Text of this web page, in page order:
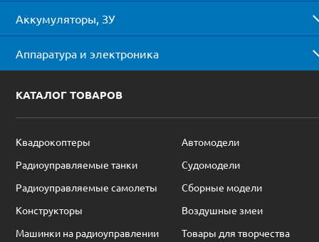
Аккумуляторы, ЗУ
Аппаратура и электроника
КАТАЛОГ ТОВАРОВ
Квадрокоптеры
Автомодели
Радиоуправляемые танки
Судомодели
Радиоуправляемые самолеты
Сборные модели
Конструкторы
Воздушные змеи
Машинки на радиоуправлении
Товары для творчества